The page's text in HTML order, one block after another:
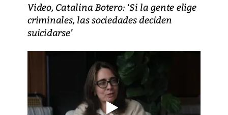
Video, Catalina Botero: ‘Si la gente elige
criminales, las sociedades deciden
suicidarse’